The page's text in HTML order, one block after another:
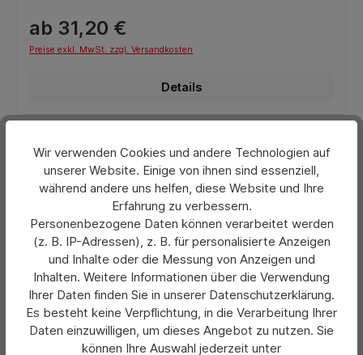
ab 31,20 €
Preise exkl. MwSt. zzgl. Versandkosten
Details
Wir verwenden Cookies und andere Technologien auf
unserer Website. Einige von ihnen sind essenziell,
während andere uns helfen, diese Website und Ihre
Erfahrung zu verbessern.
Personenbezogene Daten können verarbeitet werden
(z. B. IP-Adressen), z. B. für personalisierte Anzeigen
und Inhalte oder die Messung von Anzeigen und
Inhalten. Weitere Informationen über die Verwendung
Ihrer Daten finden Sie in unserer Datenschutzerklärung.
Es besteht keine Verpflichtung, in die Verarbeitung Ihrer
Daten einzuwilligen, um dieses Angebot zu nutzen. Sie
können Ihre Auswahl jederzeit unter